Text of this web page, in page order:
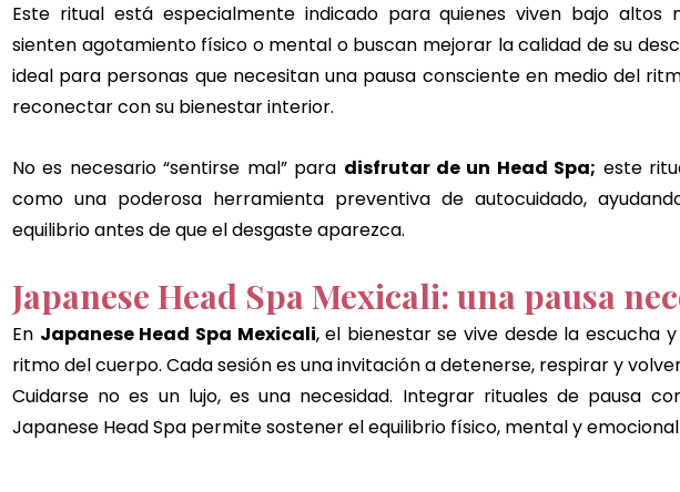
Este ritual está especialmente indicado para quienes viven bajo altos
sienten agotamiento físico o mental o buscan mejorar la calidad de su
ideal para personas que necesitan una pausa consciente en medio del
reconectar con su bienestar interior.
No es necesario “sentirse mal” para disfrutar de un Head Spa; este
como una poderosa herramienta preventiva de autocuidado,
equilibrio antes de que el desgaste aparezca.
Japanese Head Spa Mexicali: una pausa
En Japanese Head Spa Mexicali, el bienestar se vive desde la escucha
ritmo del cuerpo. Cada sesión es una invitación a detenerse, respirar y
Cuidarse no es un lujo, es una necesidad. Integrar rituales de pausa
Japanese Head Spa permite sostener el equilibrio físico, mental y